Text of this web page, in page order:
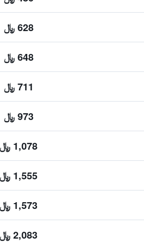
628 ﷼
648 ﷼
711 ﷼
973 ﷼
1,078 ﷼
1,555 ﷼
1,573 ﷼
2,083 ﷼